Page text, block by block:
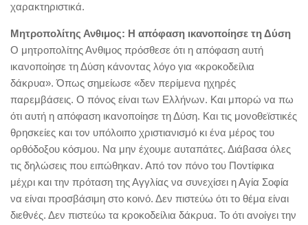
χαρακτηριστικά.
Μητροπολίτης Ανθιμος: Η απόφαση ικανοποίησε τη Δύση
Ο μητροπολίτης Ανθιμος πρόσθεσε ότι η απόφαση αυτή
ικανοποίησε τη Δύση κάνοντας λόγο για «κροκοδείλια
δάκρυα». Όπως σημείωσε «δεν περίμενα ηχηρές
παρεμβάσεις. Ο πόνος είναι των Ελλήνων. Και μπορώ να πω
ότι αυτή η απόφαση ικανοποίησε τη Δύση. Και τις μονοθεϊστικές
θρησκείες και τον υπόλοιπο χριστιανισμό κι ένα μέρος του
ορθόδοξου κόσμου. Να μην έχουμε αυταπάτες. Διάβασα όλες
τις δηλώσεις που ειπώθηκαν. Από τον πόνο του Ποντίφικα
μέχρι και την πρόταση της Αγγλίας να συνεχίσει η Αγία Σοφία
να είναι προσβάσιμη στο κοινό. Δεν πιστεύω ότι το θέμα είναι
διεθνές. Δεν πιστεύω τα κροκοδείλια δάκρυα. Το ότι ανοίγει την